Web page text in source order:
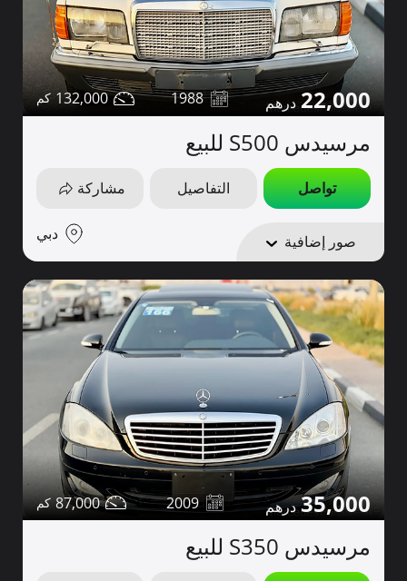
22,000
1988
132,000
مرسيدس S500 للبيع
تواصل التفاصيل مشاركة
صور إضافية دبي
35,000
2009
87,000
مرسيدس S350 للبيع